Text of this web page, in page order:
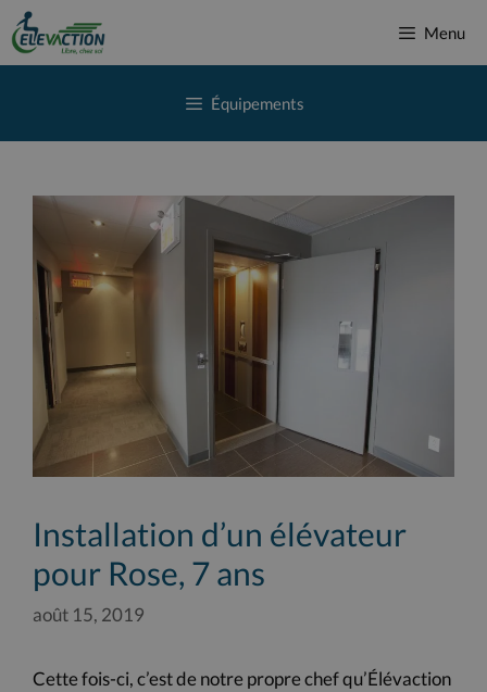
Aller
au
contenu
Menu
Équipements
Installation d’un élévateur
pour Rose, 7 ans
août 15, 2019
Cette fois-ci, c’est de notre propre chef qu’Élévaction